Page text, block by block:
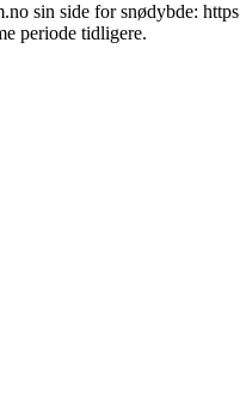
sin side for snødybde:
periode tidligere.